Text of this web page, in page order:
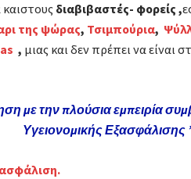
διαβιβαστές- φορείς ,
της ψώρας, Τσιμπούρια,
, μιας και δεν πρέπει να είναι
με την πλούσιαεμπειρία
Υγειονομικής Εξασφάλισης